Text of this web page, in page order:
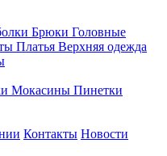
Брюки Головные
Платья Верхняя одежда
Мокасины Пинетки
Контакты Новости